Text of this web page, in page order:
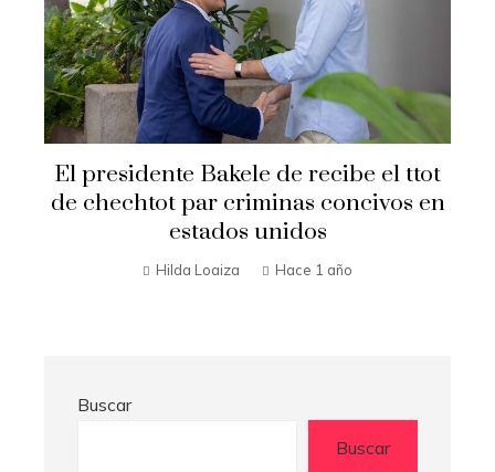
Secretario de Estado Marco Rubio
visita El Salvador
Hilda Loaiza Hace 1 año
Buscar
Buscar